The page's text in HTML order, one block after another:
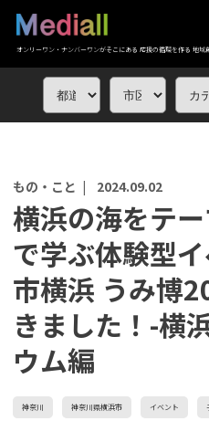
オンリーワン・ナンバーワンがそこにある 応援の循環を作る 地域
もの・こと | 2024.09.02
横浜の海をテ
で学ぶ体験型
市横浜 うみ博
きました！-横
ウム編
神奈川 神奈川県横浜市 イベント